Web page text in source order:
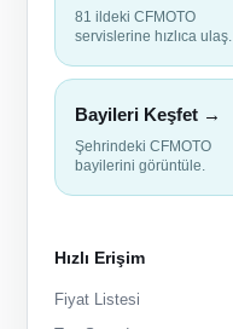
81 ildeki CFMOTO
servislerine hızlıca ulaş.
Bayileri Keşfet →
Şehrindeki CFMOTO
bayilerini görüntüle.
Hızlı Erişim
Fiyat Listesi